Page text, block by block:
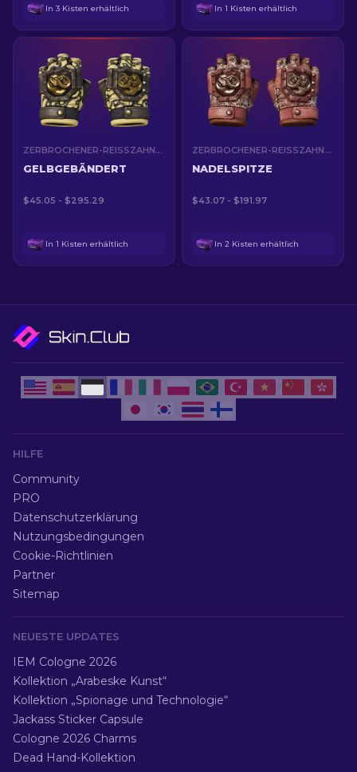
In 3 Kisten erhältlich In 1 Kisten erhältlich
ZERBROCHENER-REISSZAHN-HANDSCHUHE (★)
GELBGEBÄNDERT
$45.05 - $295.29
In 1 Kisten erhältlich
ZERBROCHENER-REISSZAHN-HANDSCHUHE (★)
NADELSPITZE
$43.07 - $191.97
In 2 Kisten erhältlich
HILFE
Community
PRO
Datenschutzerklärung
Nutzungsbedingungen
Cookie-Richtlinien
Partner
Sitemap
NEUESTE UPDATES
IEM Cologne 2026
Kollektion „Arabeske Kunst“
Kollektion „Spionage und Technologie“
Jackass Sticker Capsule
Cologne 2026 Charms
Dead Hand-Kollektion